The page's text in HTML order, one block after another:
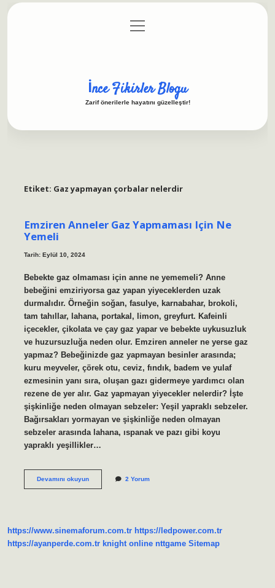
Gizlilik Politikası
menüyü
aç
İnce Fikirler Blogu
Zarif önerilerle hayatını güzelleştir!
Etiket: Gaz yapmayan çorbalar nelerdir
Emziren Anneler Gaz Yapmaması Için Ne
Yemeli
Tarih: Eylül 10, 2024
Bebekte gaz olmaması için anne ne yememeli? Anne
bebeğini emziriyorsa gaz yapan yiyeceklerden uzak
durmalıdır. Örneğin soğan, fasulye, karnabahar, brokoli,
tam tahıllar, lahana, portakal, limon, greyfurt. Kafeinli
içecekler, çikolata ve çay gaz yapar ve bebekte uykusuzluk
ve huzursuzluğa neden olur. Emziren anneler ne yerse gaz
yapmaz? Bebeğinizde gaz yapmayan besinler arasında;
kuru meyveler, çörek otu, ceviz, fındık, badem ve yulaf
ezmesinin yanı sıra, oluşan gazı gidermeye yardımcı olan
rezene de yer alır. Gaz yapmayan yiyecekler nelerdir? İşte
şişkinliğe neden olmayan sebzeler: Yeşil yapraklı sebzeler.
Bağırsakları yormayan ve şişkinliğe neden olmayan
sebzeler arasında lahana, ıspanak ve pazı gibi koyu
yapraklı yeşillikler…
Devamını okuyunEmziren
Yemeli
2 Yorum
https://www.sinemaforum.com.tr https://ledpower.com.tr
https://ayanperde.com.tr knight online nttgame Sitemap